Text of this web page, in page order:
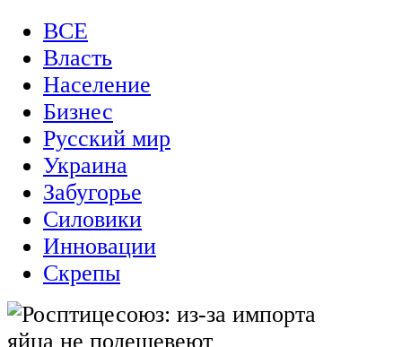
ВСЕ
Власть
Население
Бизнес
Русский мир
Украина
Забугорье
Силовики
Инновации
Скрепы